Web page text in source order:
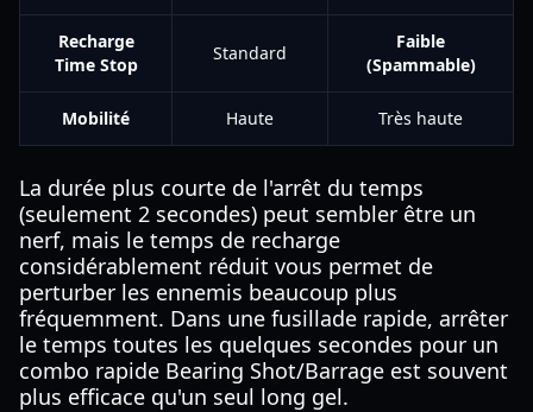
Recharge
Time Stop
Standard
Faible
(Spammable)
Mobilité Haute Très haute
La durée plus courte de l'arrêt du temps
(seulement 2 secondes) peut sembler être un
nerf, mais le temps de recharge
considérablement réduit vous permet de
perturber les ennemis beaucoup plus
fréquemment. Dans une fusillade rapide, arrêter
le temps toutes les quelques secondes pour un
combo rapide Bearing Shot/Barrage est souvent
plus efficace qu'un seul long gel.